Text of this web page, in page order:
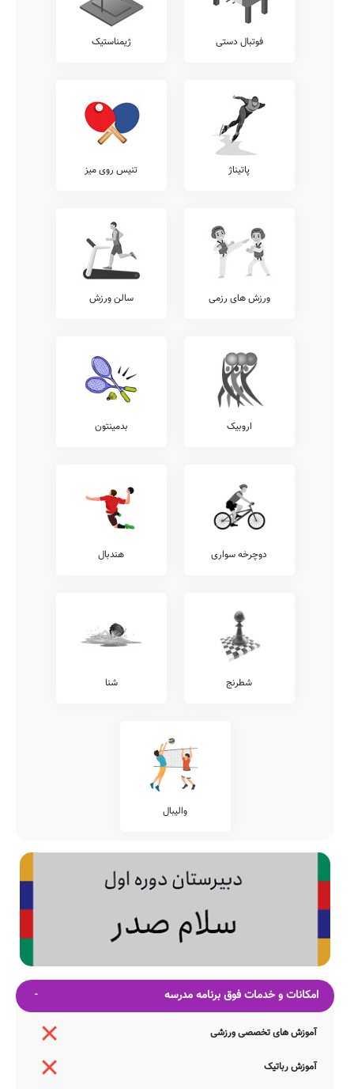
فوتبال دستی ژیمناستیک
پاتیناژ تنیس روی میز
ورزش های رزمی سالن ورزش
اروبیک بدمینتون
دوچرخه سواری هندبال
شطرنج شنا
والیبال
امکانات و خدمات فوق برنامه مدرسه
آموزش های تخصصی ورزشی
آموزش رباتیک